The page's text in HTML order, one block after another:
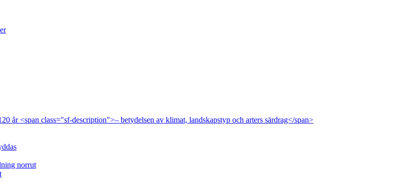
år <span class="sf-description">– betydelsen av klimat, landskapstyp och arters särdrag</span>
norrut